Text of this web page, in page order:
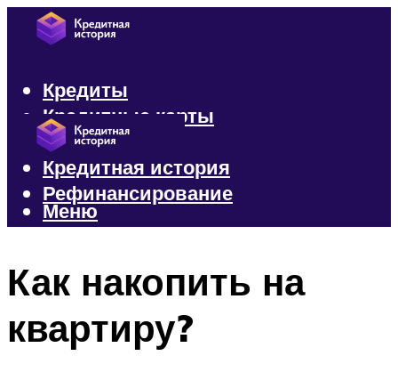
Кредиты
Кредитные карты
Микрозаймы
Кредитная история
Рефинансирование
Меню
Как накопить на
квартиру?